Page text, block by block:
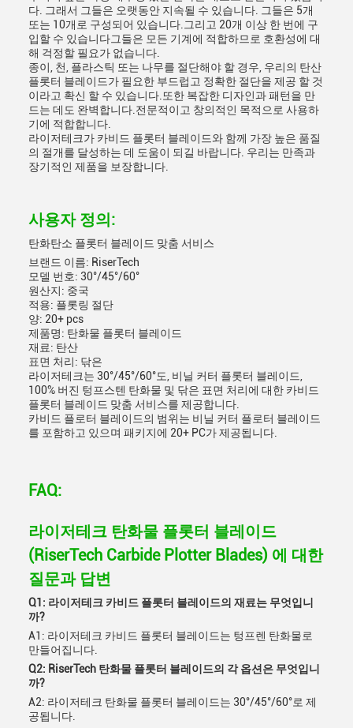
다. 그래서 그들은 오랫동안 지속될 수 있습니다. 그들은 5개
또는 10개로 구성되어 있습니다.그리고 20개 이상 한 번에 구
입할 수 있습니다그들은 모든 기계에 적합하므로 호환성에 대
해 걱정할 필요가 없습니다.
종이, 천, 플라스틱 또는 나무를 절단해야 할 경우, 우리의 탄산
플롯터 블레이드가 필요한 부드럽고 정확한 절단을 제공 할 것
이라고 확신 할 수 있습니다.또한 복잡한 디자인과 패턴을 만
드는 데도 완벽합니다.전문적이고 창의적인 목적으로 사용하
기에 적합합니다.
라이저테크가 카비드 플롯터 블레이드와 함께 가장 높은 품질
의 절개를 달성하는 데 도움이 되길 바랍니다. 우리는 만족과
장기적인 제품을 보장합니다.
사용자 정의:
탄화탄소 플롯터 블레이드 맞춤 서비스
브랜드 이름: RiserTech
모델 번호: 30°/45°/60°
원산지: 중국
적용: 플롯링 절단
양: 20+ pcs
제품명: 탄화물 플롯터 블레이드
재료: 탄산
표면 처리: 닦은
라이저테크는 30°/45°/60°도, 비닐 커터 플롯터 블레이드,
100% 버진 텅프스텐 탄화물 및 닦은 표면 처리에 대한 카비드
플롯터 블레이드 맞춤 서비스를 제공합니다.
카비드 플로터 블레이드의 범위는 비닐 커터 플로터 블레이드
를 포함하고 있으며 패키지에 20+ PC가 제공됩니다.
FAQ:
라이저테크 탄화물 플롯터 블레이드
(RiserTech Carbide Plotter Blades) 에 대한
질문과 답변
Q1: 라이저테크 카비드 플롯터 블레이드의 재료는 무엇입니
까?
A1: 라이저테크 카비드 플롯터 블레이드는 텅프렌 탄화물로
만들어집니다.
Q2: RiserTech 탄화물 플롯터 블레이드의 각 옵션은 무엇입니
까?
A2: 라이저테크 탄화물 플롯터 블레이드는 30°/45°/60°로 제
공됩니다.